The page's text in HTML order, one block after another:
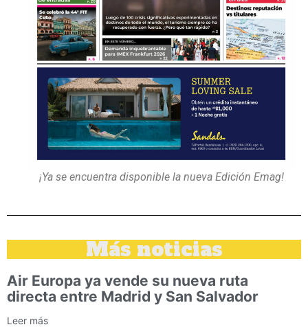
¡Ya se encuentra disponible la nueva Edición Emag!
Más noticias
Air Europa ya vende su nueva ruta
directa entre Madrid y San Salvador
Leer más